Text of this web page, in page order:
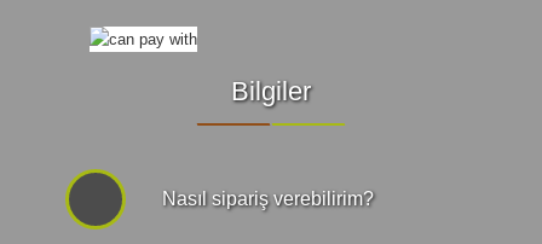
Bilgiler
Nasıl sipariş verebilirim?